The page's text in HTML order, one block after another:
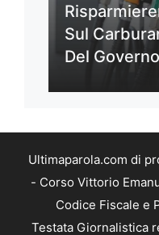
Sul
Del
Ultimaparola.com di
- Corso Vittorio
Codice Fiscale e
Testata Giornalistica